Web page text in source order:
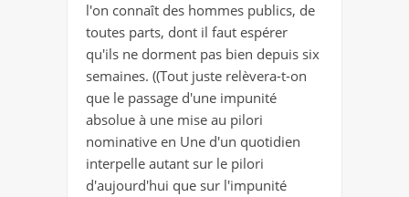
l'on connaît des hommes publics, de
toutes parts, dont il faut espérer
qu'ils ne dorment pas bien depuis six
semaines. ((Tout juste relèvera-t-on
que le passage d'une impunité
absolue à une mise au pilori
nominative en Une d'un quotidien
interpelle autant sur le pilori
d'aujourd'hui que sur l'impunité